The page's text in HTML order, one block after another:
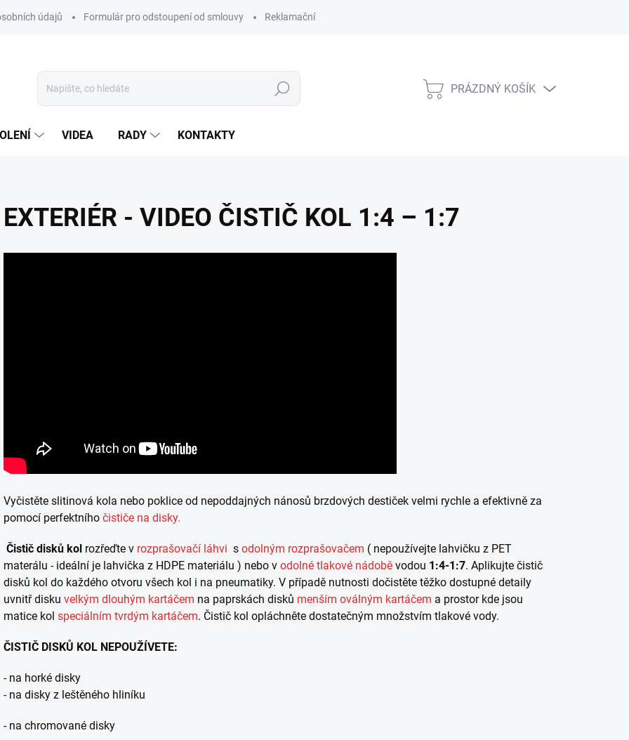
údajů Formulár pro odstoupení od smlouvy Reklamační Řád
Hledat
NÁKUPNÍ
PRÁZDNÝ KOŠÍK
VIDEA RADY KONTAKTY
EXTERIÉR - VIDEO ČISTIČ KOL 1:4 – 1:7
Vyčistěte slitinová kola nebo poklice od nepoddajných nánosů brzdových destiček velmi rychle a efektivně za
pomocí perfektního čističe na disky.
Čistič disků kol rozřeďte v rozprašovačí láhvi s odolným rozprašovačem ( nepoužívejte lahvičku z PET
materálu - ideální je lahvička z HDPE materiálu ) nebo v odolné tlakové nádobě vodou 1:4-1:7. Aplikujte čistič
disků kol do každého otvoru všech kol i na pneumatiky. V případě nutnosti dočistěte těžko dostupné detaily
uvnitř disku velkým dlouhým kartáčem na paprskách disků menším oválným kartáčem a prostor kde jsou
matice kol speciálním tvrdým kartáčem. Čistič kol opláchněte dostatečným množstvím tlakové vody.
ČISTIČ DISKŮ KOL NEPOUŽÍVETE:
- na horké disky
- na disky z leštěného hliníku
- na chromované disky